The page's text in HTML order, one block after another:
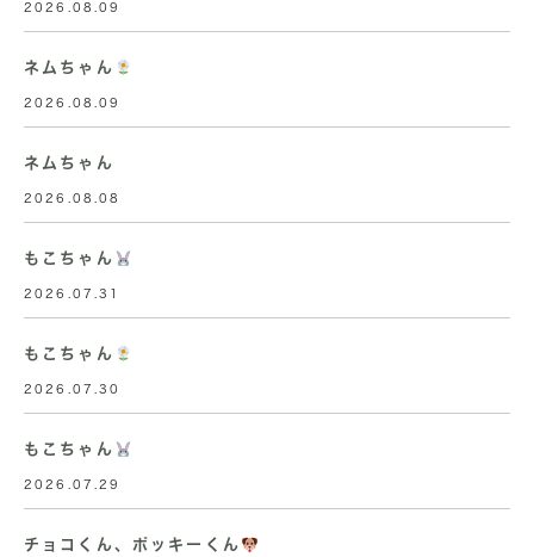
2026.08.09
ネムちゃん
2026.08.09
ネムちゃん
2026.08.08
もこちゃん
2026.07.31
もこちゃん
2026.07.30
もこちゃん
2026.07.29
チョコくん、ポッキーくん